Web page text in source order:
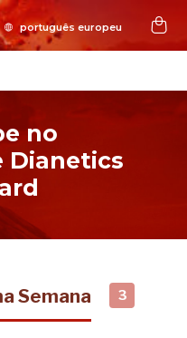
no
Dianetics
Semana 3